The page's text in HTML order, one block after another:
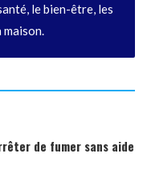
le bien-être, les
maison.
de fumer sans aide